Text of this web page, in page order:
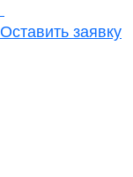
Оставить заявку